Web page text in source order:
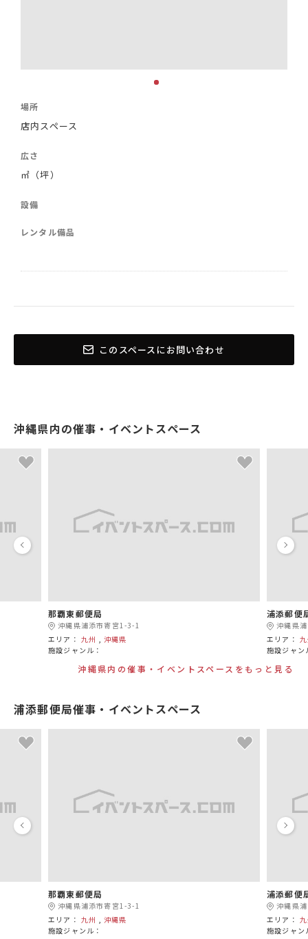
場所
店内スペース
広さ
㎡（坪）
設備
レンタル備品
このスペースにお問い合わせ
沖縄県内の催事・イベントスペース
那覇東郵便局
沖縄県浦添市寄宮1-3-1
エリア： 九州 ,沖縄県
施設ジャンル：
浦添郵便
沖縄県
エリア：
施設ジャン
沖縄県内の催事・イベントスペースをもっと見る
浦添郵便局催事・イベントスペース
那覇東郵便局
沖縄県浦添市寄宮1-3-1
エリア： 九州 ,沖縄県
施設ジャンル：
浦添郵便
沖縄県
エリア：
施設ジャン